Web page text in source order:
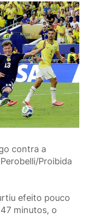
contra a
Proibida
efeito pouco
minutos, o